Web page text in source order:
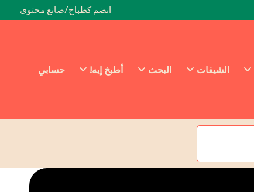
انضم كطباخ/صانع محتوى
الشيفات البحث أطبخ إيه! حسابي